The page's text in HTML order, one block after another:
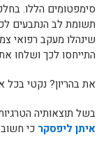
סימפטומים הללו.
תשומת לב הנתבעים
שינהלו מעקב רפואי
התייחסו לכך ושלחו
את בהריון? נקטי בכל
בשל תוצאותיה
איתן ליפסקר כי